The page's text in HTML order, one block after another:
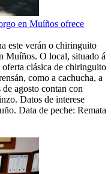
en Muíños ofrece
este verán o chiringuito
Muíños. O local, situado á
clásica de chiringuito
como a cachucha, a
agosto contan con
Datos de interese
Data de peche: Remata